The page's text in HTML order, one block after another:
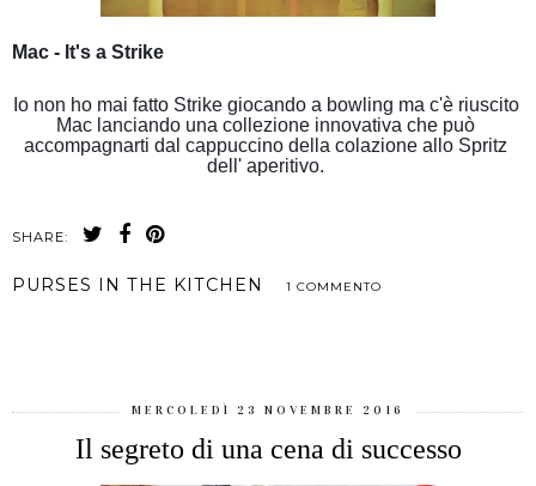
Mac - It's a Strike
Io non ho mai fatto Strike giocando a bowling ma c'è riuscito
Mac lanciando una collezione innovativa che può
accompagnarti dal cappuccino della colazione allo Spritz
dell' aperitivo.
SHARE:
PURSES IN THE KITCHEN 1 COMMENTO
MERCOLEDÌ 23 NOVEMBRE 2016
Il segreto di una cena di successo